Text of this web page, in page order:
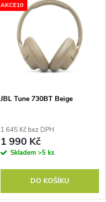
AKCE10
JBL Tune 730BT Beige
1 645 Kč bez DPH
1 990 Kč
Skladem >5 ks
DO KOŠÍKU